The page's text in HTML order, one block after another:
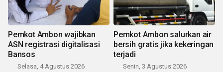
Pemkot Ambon wajibkan
ASN registrasi digitalisasi
Bansos
Selasa, 4 Agustus 2026
Pemkot Ambon salurkan air
bersih gratis jika kekeringan
terjadi
Senin, 3 Agustus 2026